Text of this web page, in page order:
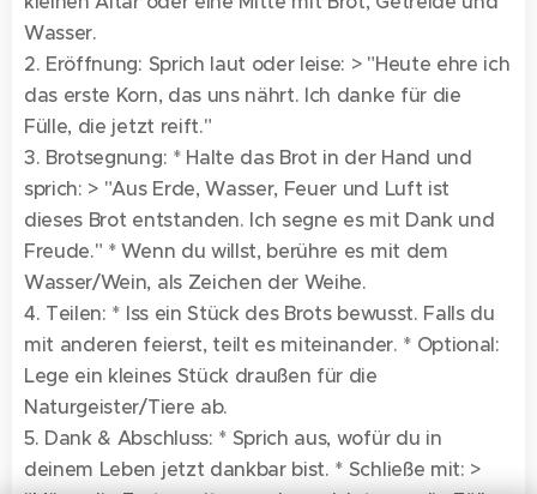
Wasser.
2. Eröffnung: Sprich laut oder leise: > "Heute ehre ich
das erste Korn, das uns nährt. Ich danke für die
Fülle, die jetzt reift."
3. Brotsegnung: * Halte das Brot in der Hand und
sprich: > "Aus Erde, Wasser, Feuer und Luft ist
dieses Brot entstanden. Ich segne es mit Dank und
Freude." * Wenn du willst, berühre es mit dem
Wasser/Wein, als Zeichen der Weihe.
4. Teilen: * Iss ein Stück des Brots bewusst. Falls du
mit anderen feierst, teilt es miteinander. * Optional:
Lege ein kleines Stück draußen für die
Naturgeister/Tiere ab.
5. Dank & Abschluss: * Sprich aus, wofür du in
deinem Leben jetzt dankbar bist. * Schließe mit: >